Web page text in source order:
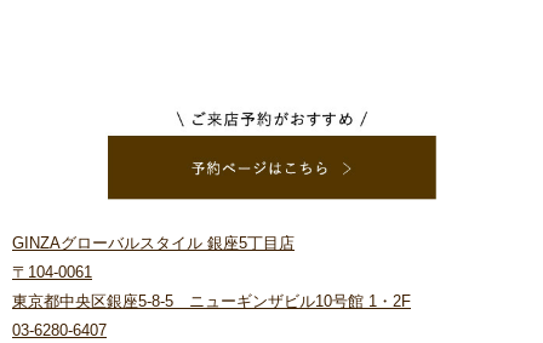
GINZAグローバルスタイル 銀座5丁目店
〒104-0061
東京都中央区銀座5-8-5 ニューギンザビル10号館 1・2F
03-6280-6407